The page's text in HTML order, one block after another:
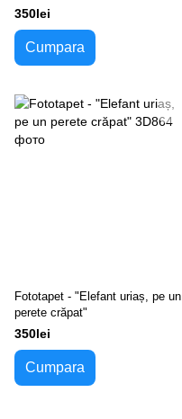
350lei
Cumpara
Fototapet - "Elefant uriaș, pe un
perete crăpat"
350lei
Cumpara